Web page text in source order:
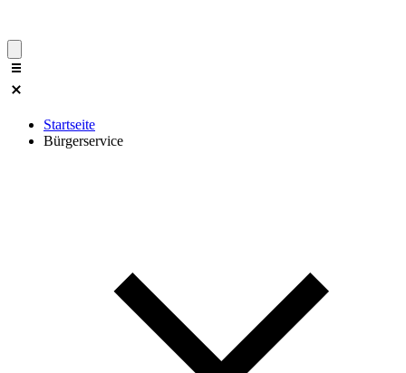
Startseite
Bürgerservice